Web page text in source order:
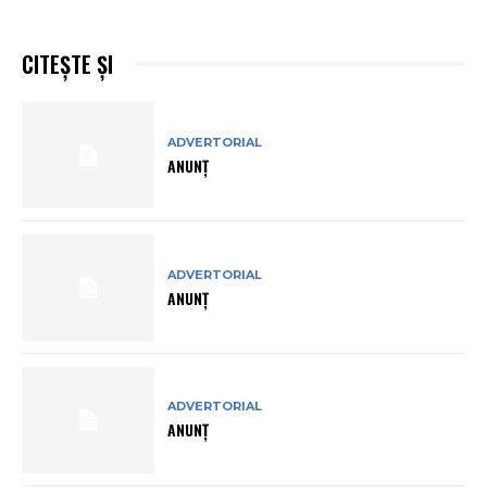
CITEȘTE ȘI
ADVERTORIAL
ANUNȚ
ADVERTORIAL
ANUNȚ
ADVERTORIAL
ANUNȚ